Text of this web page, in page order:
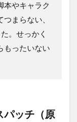
本やキャラク
まらない、
。せっかく
もったいない
パッチ（原